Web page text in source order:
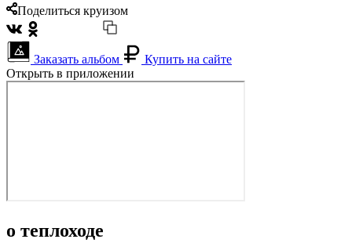
Поделиться круизом
Заказать альбом
Купить на сайте
Открыть в приложении
о теплоходе